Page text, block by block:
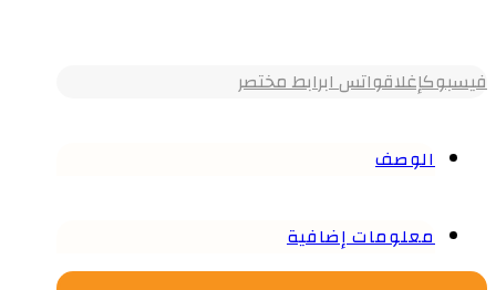
فيسبوكإغلاقواتس ابرابط مختصر
الوصف
معلومات إضافية